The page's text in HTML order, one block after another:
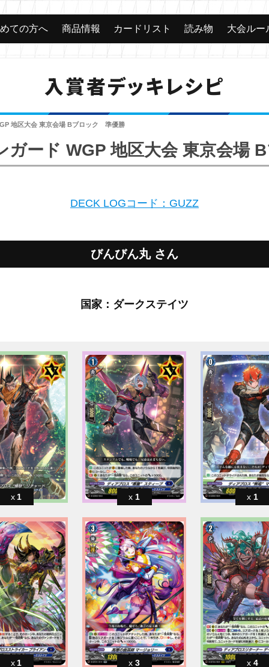
ての方へ 商品情報 カードリスト 読み物 大会ルー
入賞者デッキレシピ
地区大会 東京会場 Bブロック 準優勝
ガード WGP 地区大会 東京会場
DECK LOGコード：GUZZ
びんびん丸 さん
国家：ダークステイツ
1 1 1
1 3 4